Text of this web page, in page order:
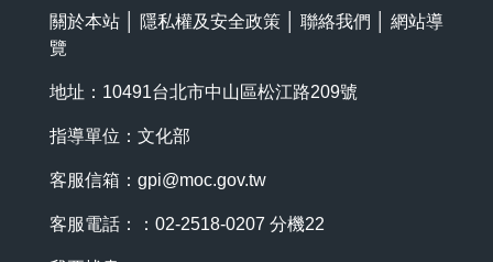
關於本站 隱私權及安全政策 聯絡我們
網站導
覽
地址：10491台北市中山區松江路209號
指導單位：文化部
客服信箱： gpi@moc.gov.tw
客服電話：：02-2518-0207 分機22